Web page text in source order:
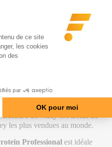
du muscle : acides
ramifiés appelés aussi BCAA
Méthionine, Phénylalanine,
que deux enzymes
une digestion parfaite du
fitness) pour permettre
et de renforcer le squelette.
les plus vendues au monde.
Professional est idéale